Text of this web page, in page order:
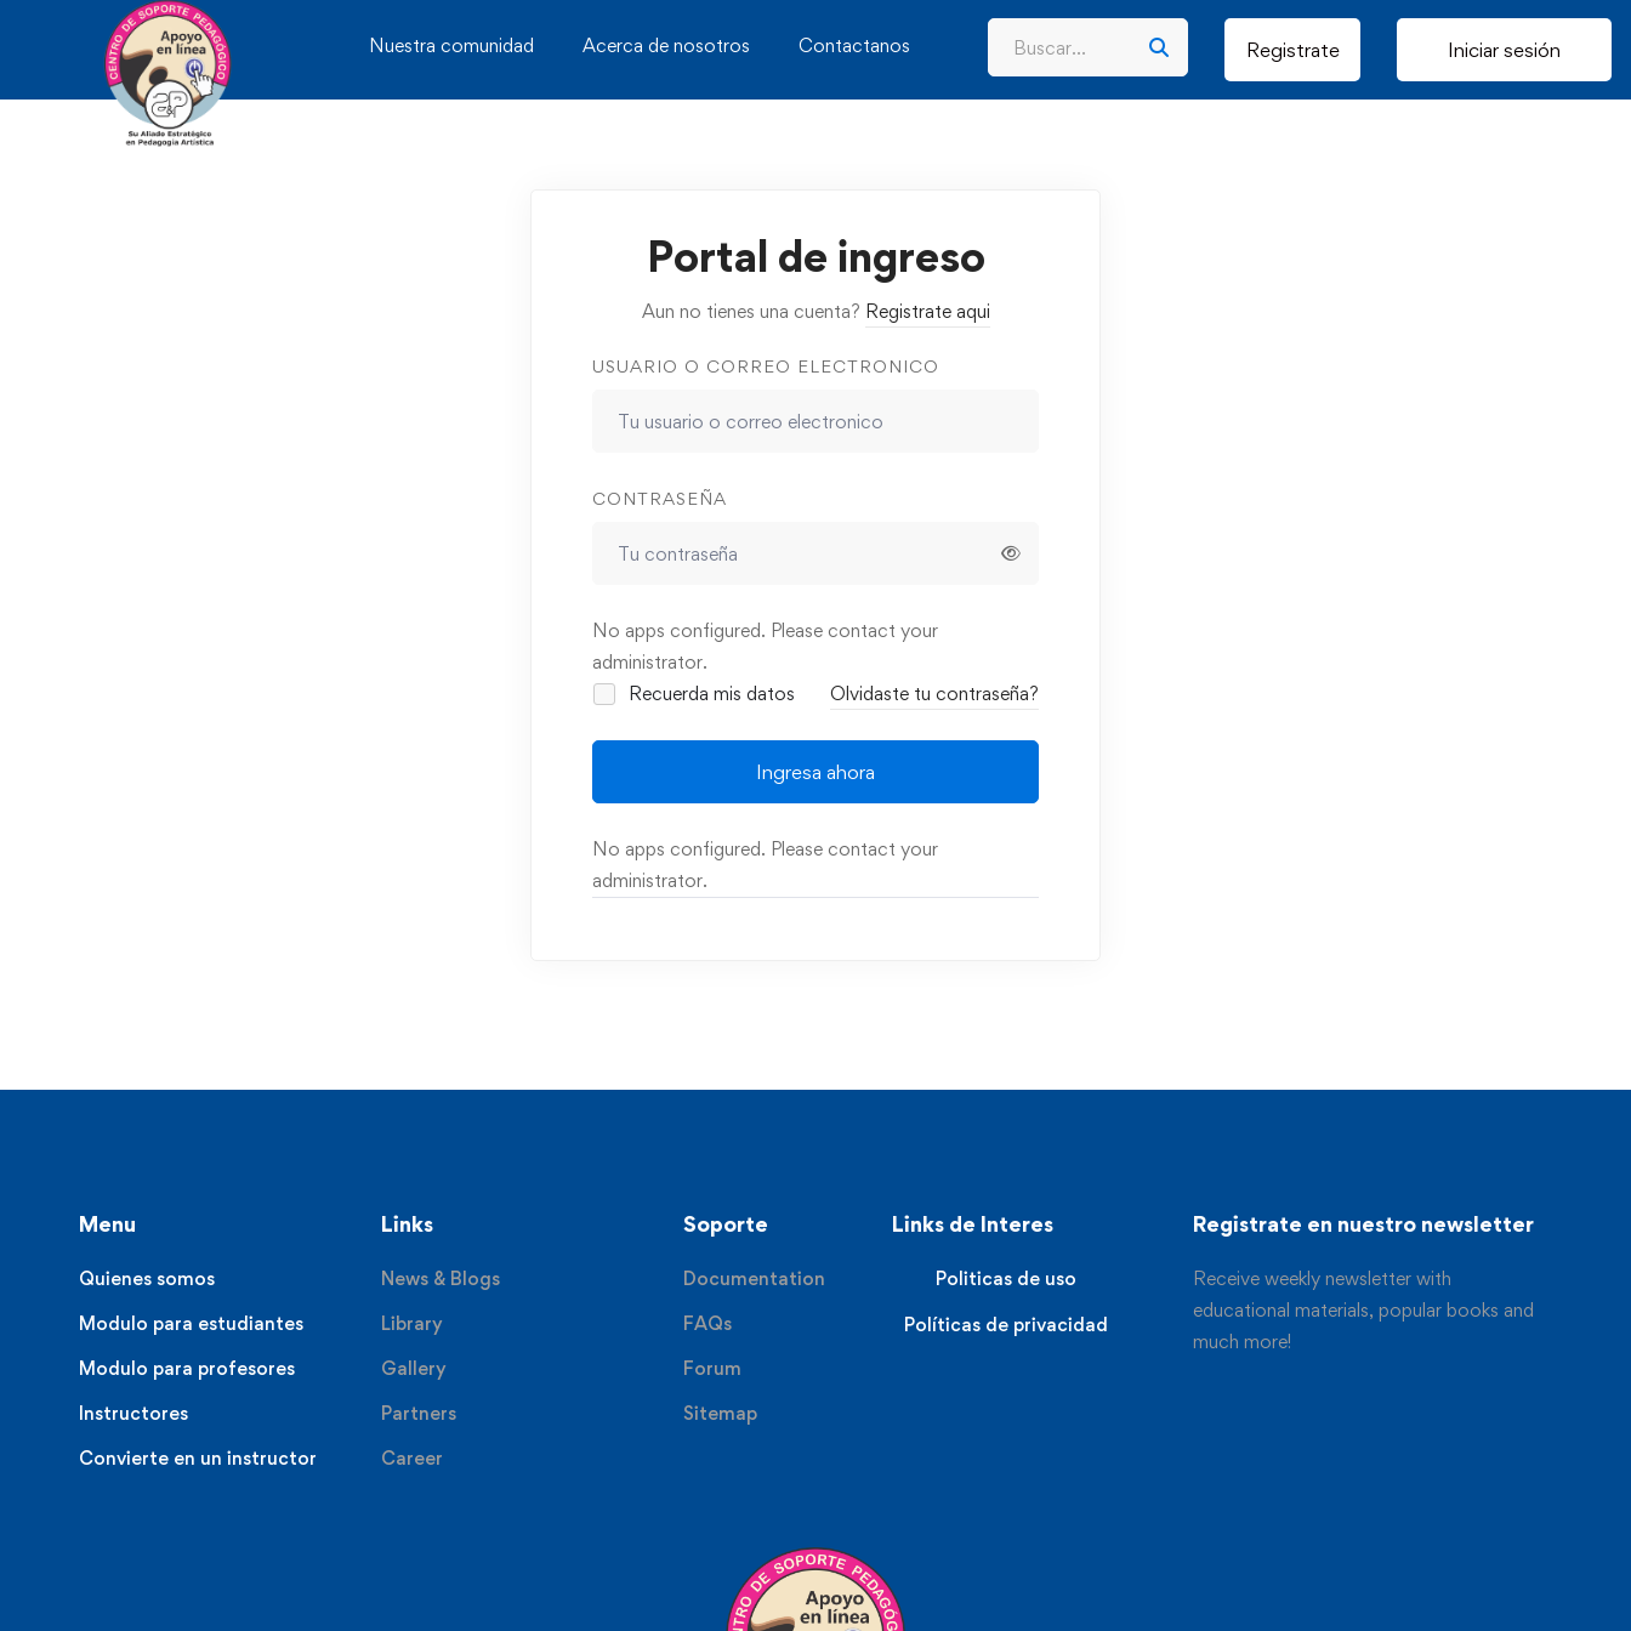
Nuestra comunidad Acerca de nosotros Contactanos Registrate Iniciar sesión
Portal de ingreso
Aun no tienes una cuenta? Registrate aqui
USUARIO O CORREO ELECTRONICO
CONTRASEÑA
No apps configured. Please contact your
administrator.
Recuerda mis datos
Olvidaste tu contraseña?
Ingresa ahora
No apps configured. Please contact your
administrator.
Menu
Quienes somos
Modulo para estudiantes
Modulo para profesores
Instructores
Convierte en un instructor
Links
News & Blogs
Library
Gallery
Partners
Career
Soporte
Documentation
FAQs
Forum
Sitemap
Links de Interes
Politicas de uso
Políticas de privacidad
Registrate en nuestro newsletter
Receive weekly newsletter with
educational materials, popular books and
much more!